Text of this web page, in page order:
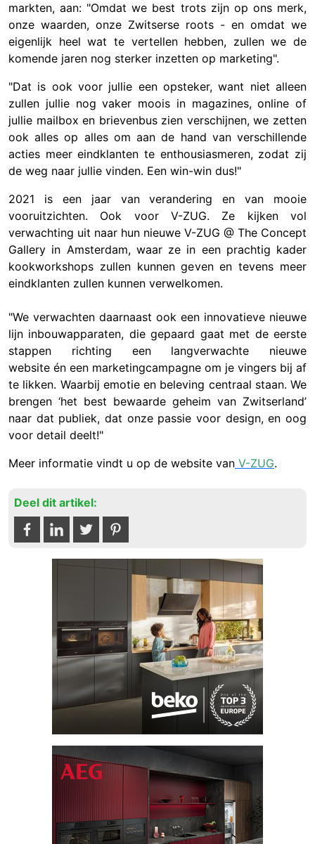
markten, aan: "Omdat we best trots zijn op ons merk,
onze waarden, onze Zwitserse roots - en omdat we
eigenlijk heel wat te vertellen hebben, zullen we de
komende jaren nog sterker inzetten op marketing".
"Dat is ook voor jullie een opsteker, want niet alleen
zullen jullie nog vaker moois in magazines, online of
jullie mailbox en brievenbus zien verschijnen, we zetten
ook alles op alles om aan de hand van verschillende
acties meer eindklanten te enthousiasmeren, zodat zij
de weg naar jullie vinden. Een win-win dus!"
2021 is een jaar van verandering en van mooie
vooruitzichten. Ook voor V-ZUG. Ze kijken vol
verwachting uit naar hun nieuwe V-ZUG @ The Concept
Gallery in Amsterdam, waar ze in een prachtig kader
kookworkshops zullen kunnen geven en tevens meer
eindklanten zullen kunnen verwelkomen.
"We verwachten daarnaast ook een innovatieve nieuwe
lijn inbouwapparaten, die gepaard gaat met de eerste
stappen richting een langverwachte nieuwe
website én een marketingcampagne om je vingers bij af
te likken. Waarbij emotie en beleving centraal staan. We
brengen ‘het best bewaarde geheim van Zwitserland’
naar dat publiek, dat onze passie voor design, en oog
voor detail deelt!"
Meer informatie vindt u op de website van V-ZUG.
Deel dit artikel: